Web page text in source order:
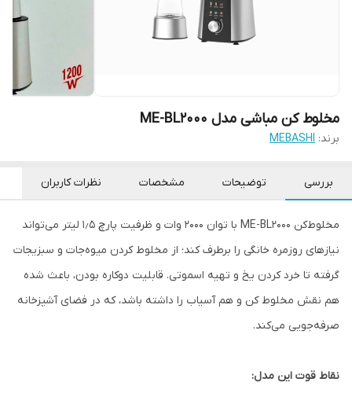
مخلوط کن مباشی مدل ME-BL2000
برند: MEBASHI
بررسی توضیحات مشخصات نظرات کاربران
مخلوط‌کن ME-BL2000 با توان ۲۰۰۰ وات و ظرفیت پارچ ۱٫۵ لیتر می‌تواند
نیازهای روزمره خانگی را برطرف کند؛ از مخلوط کردن میوه‌جات و سبزیجات
گرفته تا خرد کردن یخ و تهیه اسموتی. قابلیت دوکاره بودن، باعث شده
هم نقش مخلوط کن و هم آسیاب را داشته باشد، که در فضای آشپزخانه
صرفه‌جویی می‌کند.
نقاط قوت این مدل: